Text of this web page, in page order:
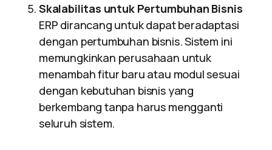
Skalabilitas untuk Pertumbuhan Bisnis
ERP dirancang untuk dapat beradaptasi
dengan pertumbuhan bisnis. Sistem ini
memungkinkan perusahaan untuk
menambah fitur baru atau modul sesuai
dengan kebutuhan bisnis yang
berkembang tanpa harus mengganti
seluruh sistem.